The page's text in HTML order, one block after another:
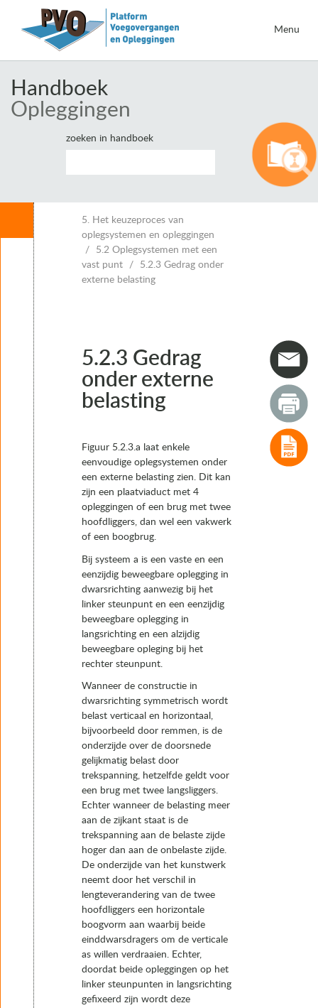
Menu
Handboek
Opleggingen
zoeken in handboek
Leeswijzer
1. Inleiding opleggingen
5.1 Algemeen
5.2 Oplegsystemen met een vast punt
5.2.1 Algemeen
5.2.2 Gedrag onder intern opgelegde vervorming
5.2.3 Gedrag onder externe belasting
5.4 Combinatie oplegsystemen
5.5 Voorbeelden van oplegsystemen
5.6 Keuze van opleggingen en afschatting ruimtebeslag
6. Realisatie
7. Instandhouding
5. Het keuzeproces van
oplegsystemen en opleggingen
5.2 Oplegsystemen met een
vast punt
5.2.3 Gedrag onder
externe belasting
5.2.3 Gedrag
onder externe
belasting
Figuur 5.2.3.a laat enkele
eenvoudige oplegsystemen onder
een externe belasting zien. Dit kan
zijn een plaatviaduct met 4
opleggingen of een brug met twee
hoofdliggers, dan wel een vakwerk
of een boogbrug.
Bij systeem a is een vaste en een
eenzijdig beweegbare oplegging in
dwarsrichting aanwezig bij het
linker steunpunt en een eenzijdig
beweegbare oplegging in
langsrichting en een alzijdig
beweegbare opleging bij het
rechter steunpunt.
Wanneer de constructie in
dwarsrichting symmetrisch wordt
belast verticaal en horizontaal,
bijvoorbeeld door remmen, is de
onderzijde over de doorsnede
gelijkmatig belast door
trekspanning, hetzelfde geldt voor
een brug met twee langsliggers.
Echter wanneer de belasting meer
aan de zijkant staat is de
trekspanning aan de belaste zijde
hoger dan aan de onbelaste zijde.
De onderzijde van het kunstwerk
neemt door het verschil in
lengteverandering van de twee
hoofdliggers een horizontale
boogvorm aan waarbij beide
einddwarsdragers om de verticale
as willen verdraaien. Echter,
doordat beide opleggingen op het
linker steunpunten in langsrichting
gefixeerd zijn wordt deze